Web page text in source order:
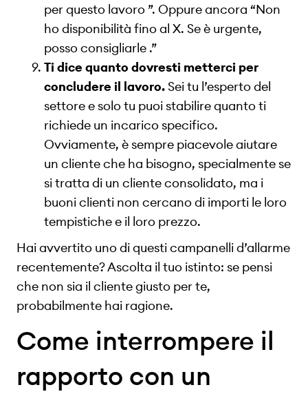
per questo lavoro ”. Oppure ancora “Non
ho disponibilità fino al X. Se è urgente,
posso consigliarle .”
Ti dice quanto dovresti metterci per
concludere il lavoro. Sei tu l’esperto del
settore e solo tu puoi stabilire quanto ti
richiede un incarico specifico.
Ovviamente, è sempre piacevole aiutare
un cliente che ha bisogno, specialmente se
si tratta di un cliente consolidato, ma i
buoni clienti non cercano di importi le loro
tempistiche e il loro prezzo.
Hai avvertito uno di questi campanelli d’allarme
recentemente? Ascolta il tuo istinto: se pensi
che non sia il cliente giusto per te,
probabilmente hai ragione.
Come interrompere il
rapporto con un